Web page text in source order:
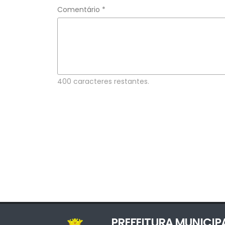
Comentário *
400 caracteres restantes.